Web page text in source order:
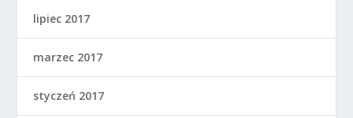
lipiec 2017
marzec 2017
styczeń 2017